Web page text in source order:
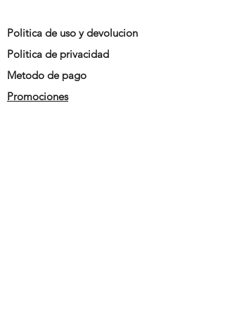
Politica de uso y devolucion
Politica de privacidad
Metodo de pago
Promociones